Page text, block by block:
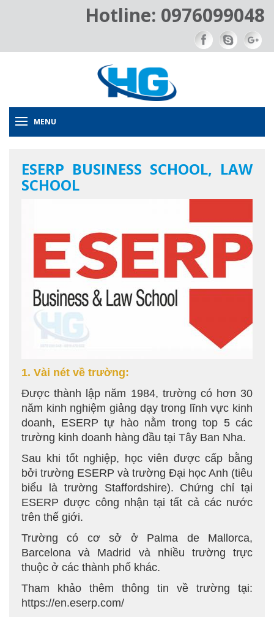
Hotline: 0976099048
MENU
ESERP BUSINESS SCHOOL, LAW
SCHOOL
1. Vài nét về trường:
Được thành lập năm 1984, trường có hơn 30
năm kinh nghiệm giảng dạy trong lĩnh vực kinh
doanh, ESERP tự hào nằm trong top 5 các
trường kinh doanh hàng đầu tại Tây Ban Nha.
Sau khi tốt nghiệp, học viên được cấp bằng
bởi trường ESERP và trường Đại học Anh (tiêu
biểu là trường Staffordshire). Chứng chỉ tại
ESERP được công nhận tại tất cả các nước
trên thế giới.
Trường có cơ sở ở Palma de Mallorca,
Barcelona và Madrid và nhiều trường trực
thuộc ở các thành phố khác.
Tham khảo thêm thông tin về trường tại:
https://en.eserp.com/